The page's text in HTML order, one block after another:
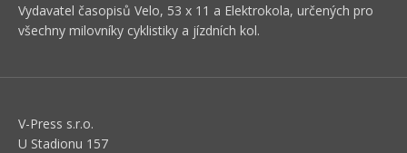
Vydavatel časopisů Velo, 53 x 11 a Elektrokola, určených pro
všechny milovníky cyklistiky a jízdních kol.
V-Press s.r.o.
U Stadionu 157